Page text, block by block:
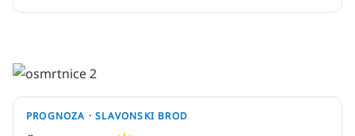
PROGNOZA ·SLAVONSKI BROD